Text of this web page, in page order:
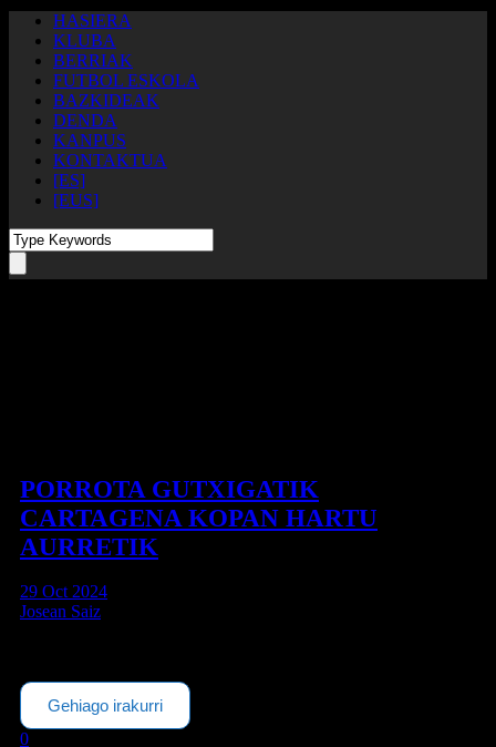
HASIERA
KLUBA
BERRIAK
FUTBOL ESKOLA
BAZKIDEAK
DENDA
KANPUS
KONTAKTUA
[ES]
[EUS]
PORROTA GUTXIGATIK
CARTAGENA KOPAN HARTU
AURRETIK
29 Oct 2024
Josean Saiz
Gehiago irakurri
0